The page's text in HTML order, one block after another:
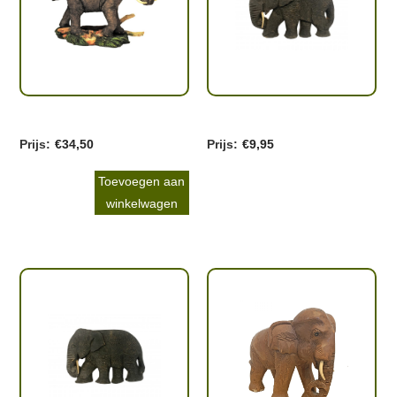
€34,50
Toevoegen aan
winkelwagen
€9,95